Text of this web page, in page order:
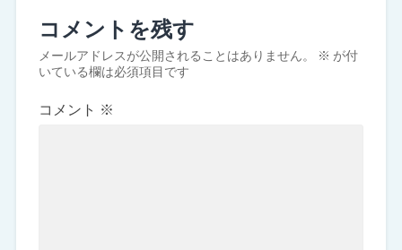
コメントを残す
メールアドレスが公開されることはありません。 ※ が付
いている欄は必須項目です
コメント ※